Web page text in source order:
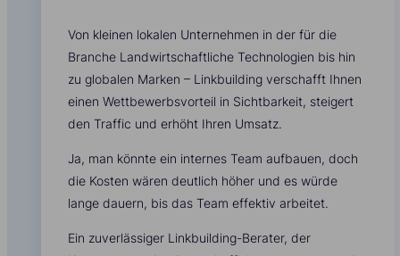
Von kleinen lokalen Unternehmen in der für die
Branche Landwirtschaftliche Technologien bis hin
zu globalen Marken – Linkbuilding verschafft Ihnen
einen Wettbewerbsvorteil in Sichtbarkeit, steigert
den Traffic und erhöht Ihren Umsatz.
Ja, man könnte ein internes Team aufbauen, doch
die Kosten wären deutlich höher und es würde
lange dauern, bis das Team effektiv arbeitet.
Ein zuverlässiger Linkbuilding-Berater, der